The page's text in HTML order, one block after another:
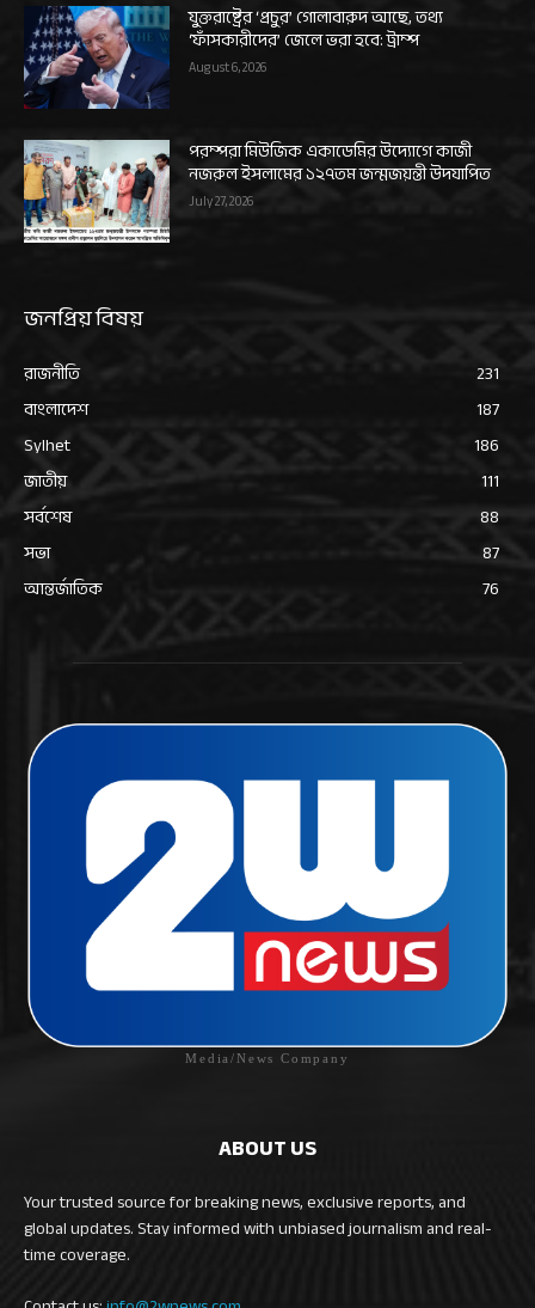
যুক্তরাষ্ট্রের ‘প্রচুর’ গোলাবারুদ আছে, তথ্য
‘ফাঁসকারীদের’ জেলে ভরা হবে: ট্রাম্প
August 6, 2026
পরম্পরা মিউজিক একাডেমির উদ্যোগে কাজী
নজরুল ইসলামের ১২৭তম জন্মজয়ন্তী উদযাপিত
July 27, 2026
জনপ্রিয় বিষয়
রাজনীতি
231
বাংলাদেশ
187
Sylhet
186
জাতীয়
111
সর্বশেষ
88
সভা
87
আন্তর্জাতিক
76
Media/News Company
ABOUT US
Your trusted source for breaking news, exclusive reports, and
global updates. Stay informed with unbiased journalism and real-
time coverage.